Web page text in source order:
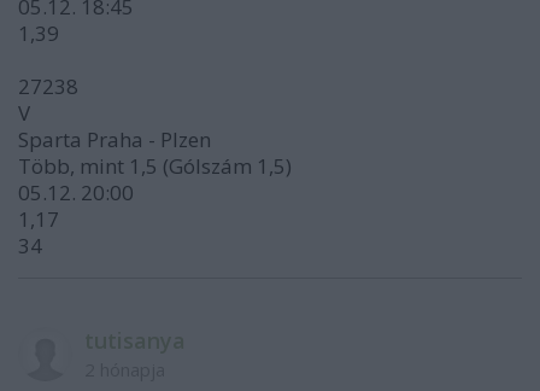
05.12. 18:45
1,39
27238
V
Sparta Praha - Plzen
Több, mint 1,5 (Gólszám 1,5)
05.12. 20:00
1,17
34